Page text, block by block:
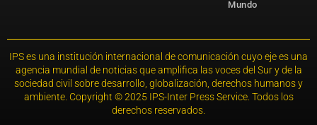
Mundo
IPS es una institución internacional de comunicación cuyo eje es una
agencia mundial de noticias que amplifica las voces del Sur y de la
sociedad civil sobre desarrollo, globalización, derechos humanos y
ambiente. Copyright © 2025 IPS-Inter Press Service. Todos los
derechos reservados.